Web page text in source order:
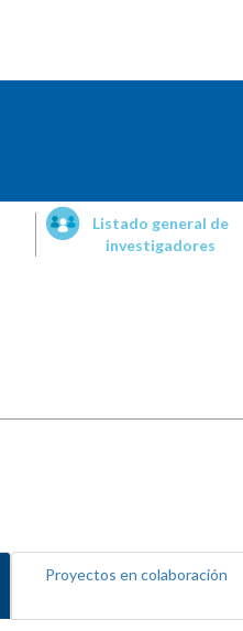
Listado general de
investigadores
Proyectos en colaboración